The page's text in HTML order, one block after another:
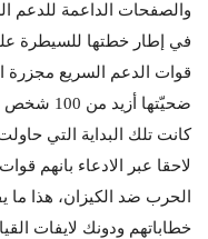
والصفحات الداعمة للدعم
في إطار خطتها للسيطرة
ضحيّتها أزيد من 100 شخص من المُعتصمين العُزّل في العاصِمة.
كانت تلك البداية التي
لاحقا عبر الادعاء بانهم
الحرب ضد الكيزان، هذا
خطاباتهم ودونك لايفات